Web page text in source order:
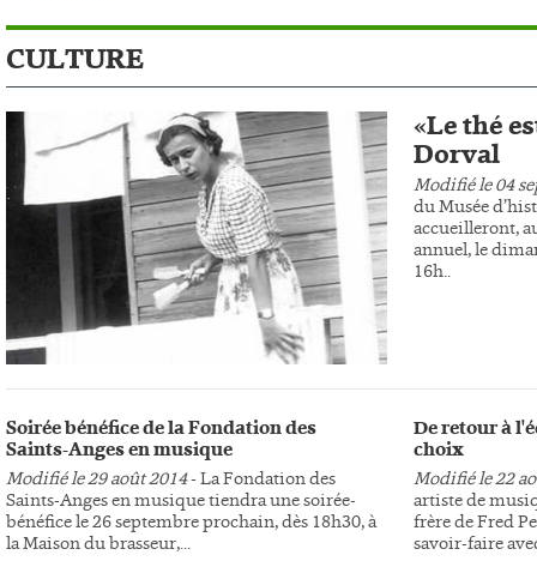
CULTURE
«Le thé
Dorval
Modifié le 04
du Musée
accueilleront,
annuel, le
16h..
Soirée bénéfice de la Fondation des
Saints-Anges en musique
Modifié le 29 août 2014- La Fondation des
Saints-Anges en musique tiendra une soirée-
bénéfice le 26 septembre prochain, dès 18h30, à
la Maison du brasseur,...
De retour à
choix
Modifié le 22
artiste de
frère de Fred
savoir-faire